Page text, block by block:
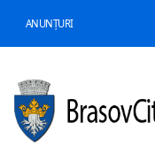
ANUNȚURI